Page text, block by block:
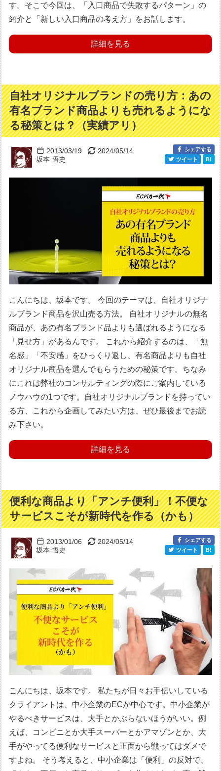
す。そこで今回は、「入口商品で失敗するパターン」の
紹介と「新しい入口商品の考え方」をお話します。
詳細を見る
自社オリジナルブランドの売り方：あの
有名ブランド商品よりも売れるようにな
る秘策とは？（実績アリ）
2013/03/19
2024/05/14
坂本 悟史
シェアする
ツイート
B!
こんにちは、坂本です。 今回のテーマは、自社オリジナ
ルブランド商品を沢山売る方法。 自社オリジナルの無名
商品が、あの有名ブランド品よりも選ばれるようになる
「見せ方」があるんです。 これから紹介するのは、「無
名感」「不安感」をひっくり返し、有名商品よりも自社
オリジナル商品を選んでもらうための秘策です。ちなみ
にこれは弊社のコンサルティングの際にご案内している
ノウハウの1つです。自社オリジナルブランドを持ってい
る方、これから企画してみたい方は、ぜひ最後までお読
み下さい。
詳細を見る
便利な商品より「アンチ便利」！不便な
サービスこそが新時代を作る（かも）
2013/01/06
2024/05/14
坂本 悟史
シェアする
ツイート
B!
こんにちは、坂本です。 私たちが日々お手伝いしている
クライアントは、中小企業のECが中心です。中小企業が
やるべきサービスは、大手とかぶらないほうがいい。例
えば、コンビニとか大手スーパーとかアマゾンとか、大
手がやってる便利なサービスと正面から戦ってはダメで
すよね。 そう考えると、中小企業は「便利」の反対で、